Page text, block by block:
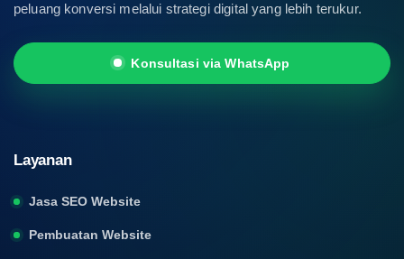
peluang konversi melalui strategi digital yang lebih terukur.
Konsultasi via WhatsApp
Layanan
Jasa SEO Website
Pembuatan Website